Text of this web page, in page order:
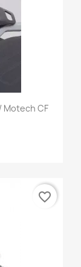
Motech CF
favorite_border